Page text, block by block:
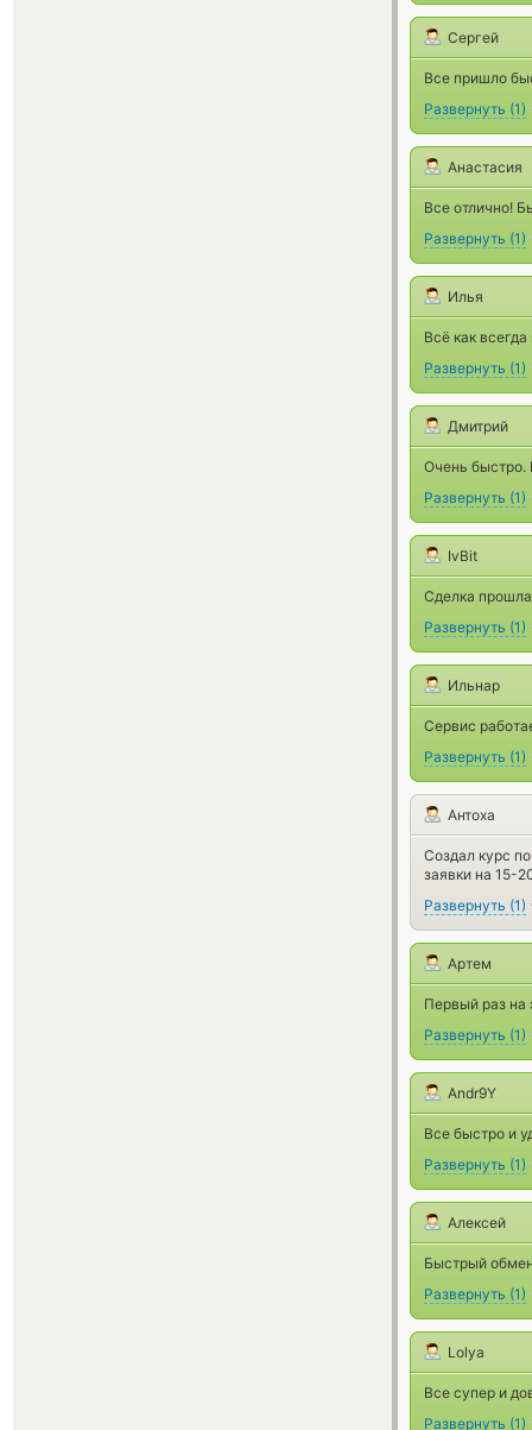
Сергей
Все пришло
Развернуть (1)
Анастасия
Все отлично!
Развернуть (1)
Илья
Всё как
Развернуть (1)
Дмитрий
Очень быстро.
Развернуть (1)
IvBit
Сделка
Развернуть (1)
Ильнар
Сервис
Развернуть (1)
Антоха
Создал курс
заявки на 15-
Развернуть (1)
Артем
Первый раз на
Развернуть (1)
Andr9Y
Все быстро и
Развернуть (1)
Алексей
Быстрый
Развернуть (1)
Lolya
Все супер и
Развернуть (1)